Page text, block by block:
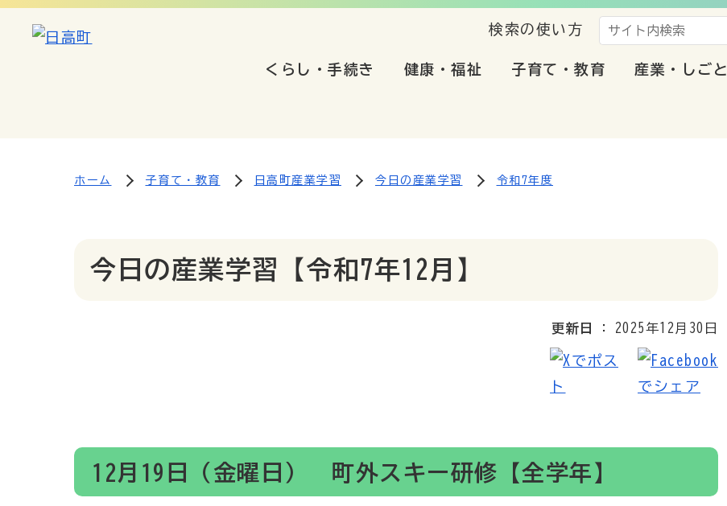
くらし・手続き 健康・福祉 子育て・教育 産業・しごと
検索の使い方
ホーム 子育て・教育 日高町産業学習 今日の産業学習 令和7年度
今日の産業学習【令和7年12月】
更新日 2025年12月30日
12月19日（金曜日） 町外スキー研修【全学年】